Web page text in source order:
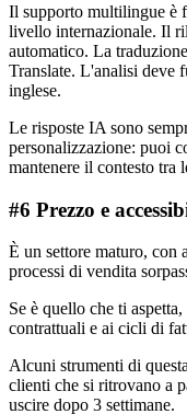
Il supporto multilingue è
livello internazionale. Il
automatico. La
Translate. L'analisi deve
inglese.
Le risposte IA sono
personalizzazione: puoi
mantenere il contesto tra
#6 Prezzo e
È un settore maturo, con
processi di vendita
Se è quello che ti
contrattuali e ai cicli di
Alcuni strumenti di
clienti che si ritrovano a
uscire dopo 3 settimane.